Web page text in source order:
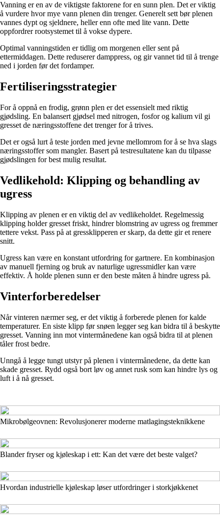
Vanning er en av de viktigste faktorene for en sunn plen. Det er viktig
å vurdere hvor mye vann plenen din trenger. Generelt sett bør plenen
vannes dypt og sjeldnere, heller enn ofte med lite vann. Dette
oppfordrer rootsystemet til å vokse dypere.
Optimal vanningstiden er tidlig om morgenen eller sent på
ettermiddagen. Dette reduserer damppress, og gir vannet tid til å trenge
ned i jorden før det fordamper.
Fertiliseringsstrategier
For å oppnå en frodig, grønn plen er det essensielt med riktig
gjødsling. En balansert gjødsel med nitrogen, fosfor og kalium vil gi
gresset de næringsstoffene det trenger for å trives.
Det er også lurt å teste jorden med jevne mellomrom for å se hva slags
næringsstoffer som mangler. Basert på testresultatene kan du tilpasse
gjødslingen for best mulig resultat.
Vedlikehold: Klipping og behandling av
ugress
Klipping av plenen er en viktig del av vedlikeholdet. Regelmessig
klipping holder gresset friskt, hindrer blomstring av ugress og fremmer
tettere vekst. Pass på at gressklipperen er skarp, da dette gir et renere
snitt.
Ugress kan være en konstant utfordring for gartnere. En kombinasjon
av manuell fjerning og bruk av naturlige ugressmidler kan være
effektiv. Å holde plenen sunn er den beste måten å hindre ugress på.
Vinterforberedelser
Når vinteren nærmer seg, er det viktig å forberede plenen for kalde
temperaturer. En siste klipp før snøen legger seg kan bidra til å beskytte
gresset. Vanning inn mot vintermånedene kan også bidra til at plenen
tåler frost bedre.
Unngå å legge tungt utstyr på plenen i vintermånedene, da dette kan
skade gresset. Rydd også bort løv og annet rusk som kan hindre lys og
luft i å nå gresset.
Mikrobølgeovnen: Revolusjonerer moderne matlagingsteknikkene
Blander fryser og kjøleskap i ett: Kan det være det beste valget?
Hvordan industrielle kjøleskap løser utfordringer i storkjøkkenet